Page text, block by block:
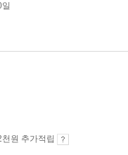
원 추가적립